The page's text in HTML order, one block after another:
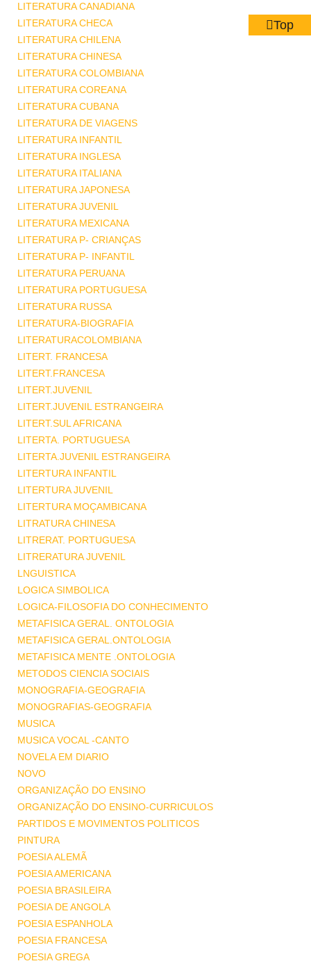
LITERATURA CANADIANA
LITERATURA CHECA
LITERATURA CHILENA
LITERATURA CHINESA
LITERATURA COLOMBIANA
LITERATURA COREANA
LITERATURA CUBANA
LITERATURA DE VIAGENS
LITERATURA INFANTIL
LITERATURA INGLESA
LITERATURA ITALIANA
LITERATURA JAPONESA
LITERATURA JUVENIL
LITERATURA MEXICANA
LITERATURA P- CRIANÇAS
LITERATURA P- INFANTIL
LITERATURA PERUANA
LITERATURA PORTUGUESA
LITERATURA RUSSA
LITERATURA-BIOGRAFIA
LITERATURACOLOMBIANA
LITERT. FRANCESA
LITERT.FRANCESA
LITERT.JUVENIL
LITERT.JUVENIL ESTRANGEIRA
LITERT.SUL AFRICANA
LITERTA. PORTUGUESA
LITERTA.JUVENIL ESTRANGEIRA
LITERTURA INFANTIL
LITERTURA JUVENIL
LITERTURA MOÇAMBICANA
LITRATURA CHINESA
LITRERAT. PORTUGUESA
LITRERATURA JUVENIL
LNGUISTICA
LOGICA SIMBOLICA
LOGICA-FILOSOFIA DO CONHECIMENTO
METAFISICA GERAL. ONTOLOGIA
METAFISICA GERAL.ONTOLOGIA
METAFISICA MENTE .ONTOLOGIA
METODOS CIENCIA SOCIAIS
MONOGRAFIA-GEOGRAFIA
MONOGRAFIAS-GEOGRAFIA
MUSICA
MUSICA VOCAL -CANTO
NOVELA EM DIARIO
NOVO
ORGANIZAÇÃO DO ENSINO
ORGANIZAÇÃO DO ENSINO-CURRICULOS
PARTIDOS E MOVIMENTOS POLITICOS
PINTURA
POESIA ALEMÃ
POESIA AMERICANA
POESIA BRASILEIRA
POESIA DE ANGOLA
POESIA ESPANHOLA
POESIA FRANCESA
POESIA GREGA
Top